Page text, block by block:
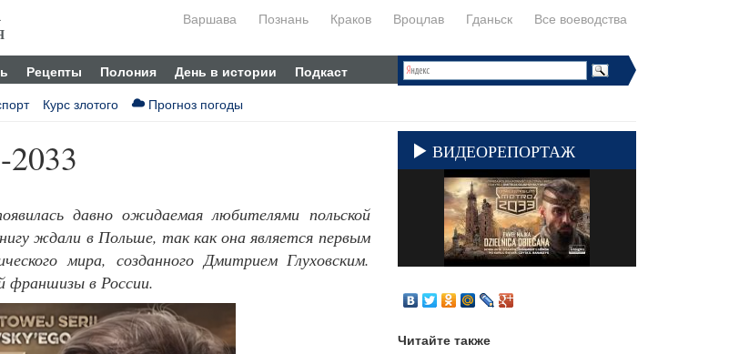
Варшава Познань Краков Вроцлав Гданьск Все воеводства
Рецепты Полония День в истории
Подкаст
Курс злотого Прогноз погоды
давно ожидаемая любителями польской
ждали в Польше, так как она является первым
мира, созданного Дмитрием Глуховским.
франшизы в России.
ВИДЕОРЕПОРТАЖ
Читайте также